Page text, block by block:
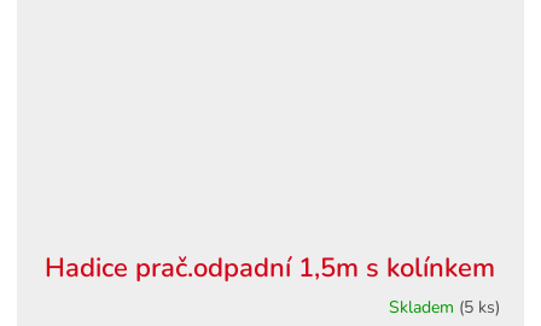
Hadice prač.odpadní 1,5m s kolínkem
Skladem (5 ks)